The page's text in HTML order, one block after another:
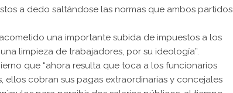
a dedo saltándose las normas que ambos partidos
una importante subida de impuestos a los
limpieza de trabajadores, por su ideología”.
que “ahora resulta que toca a los funcionarios
ellos cobran sus pagas extraordinarias y concejales